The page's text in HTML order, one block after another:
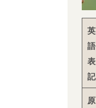
英
語
表
記
原